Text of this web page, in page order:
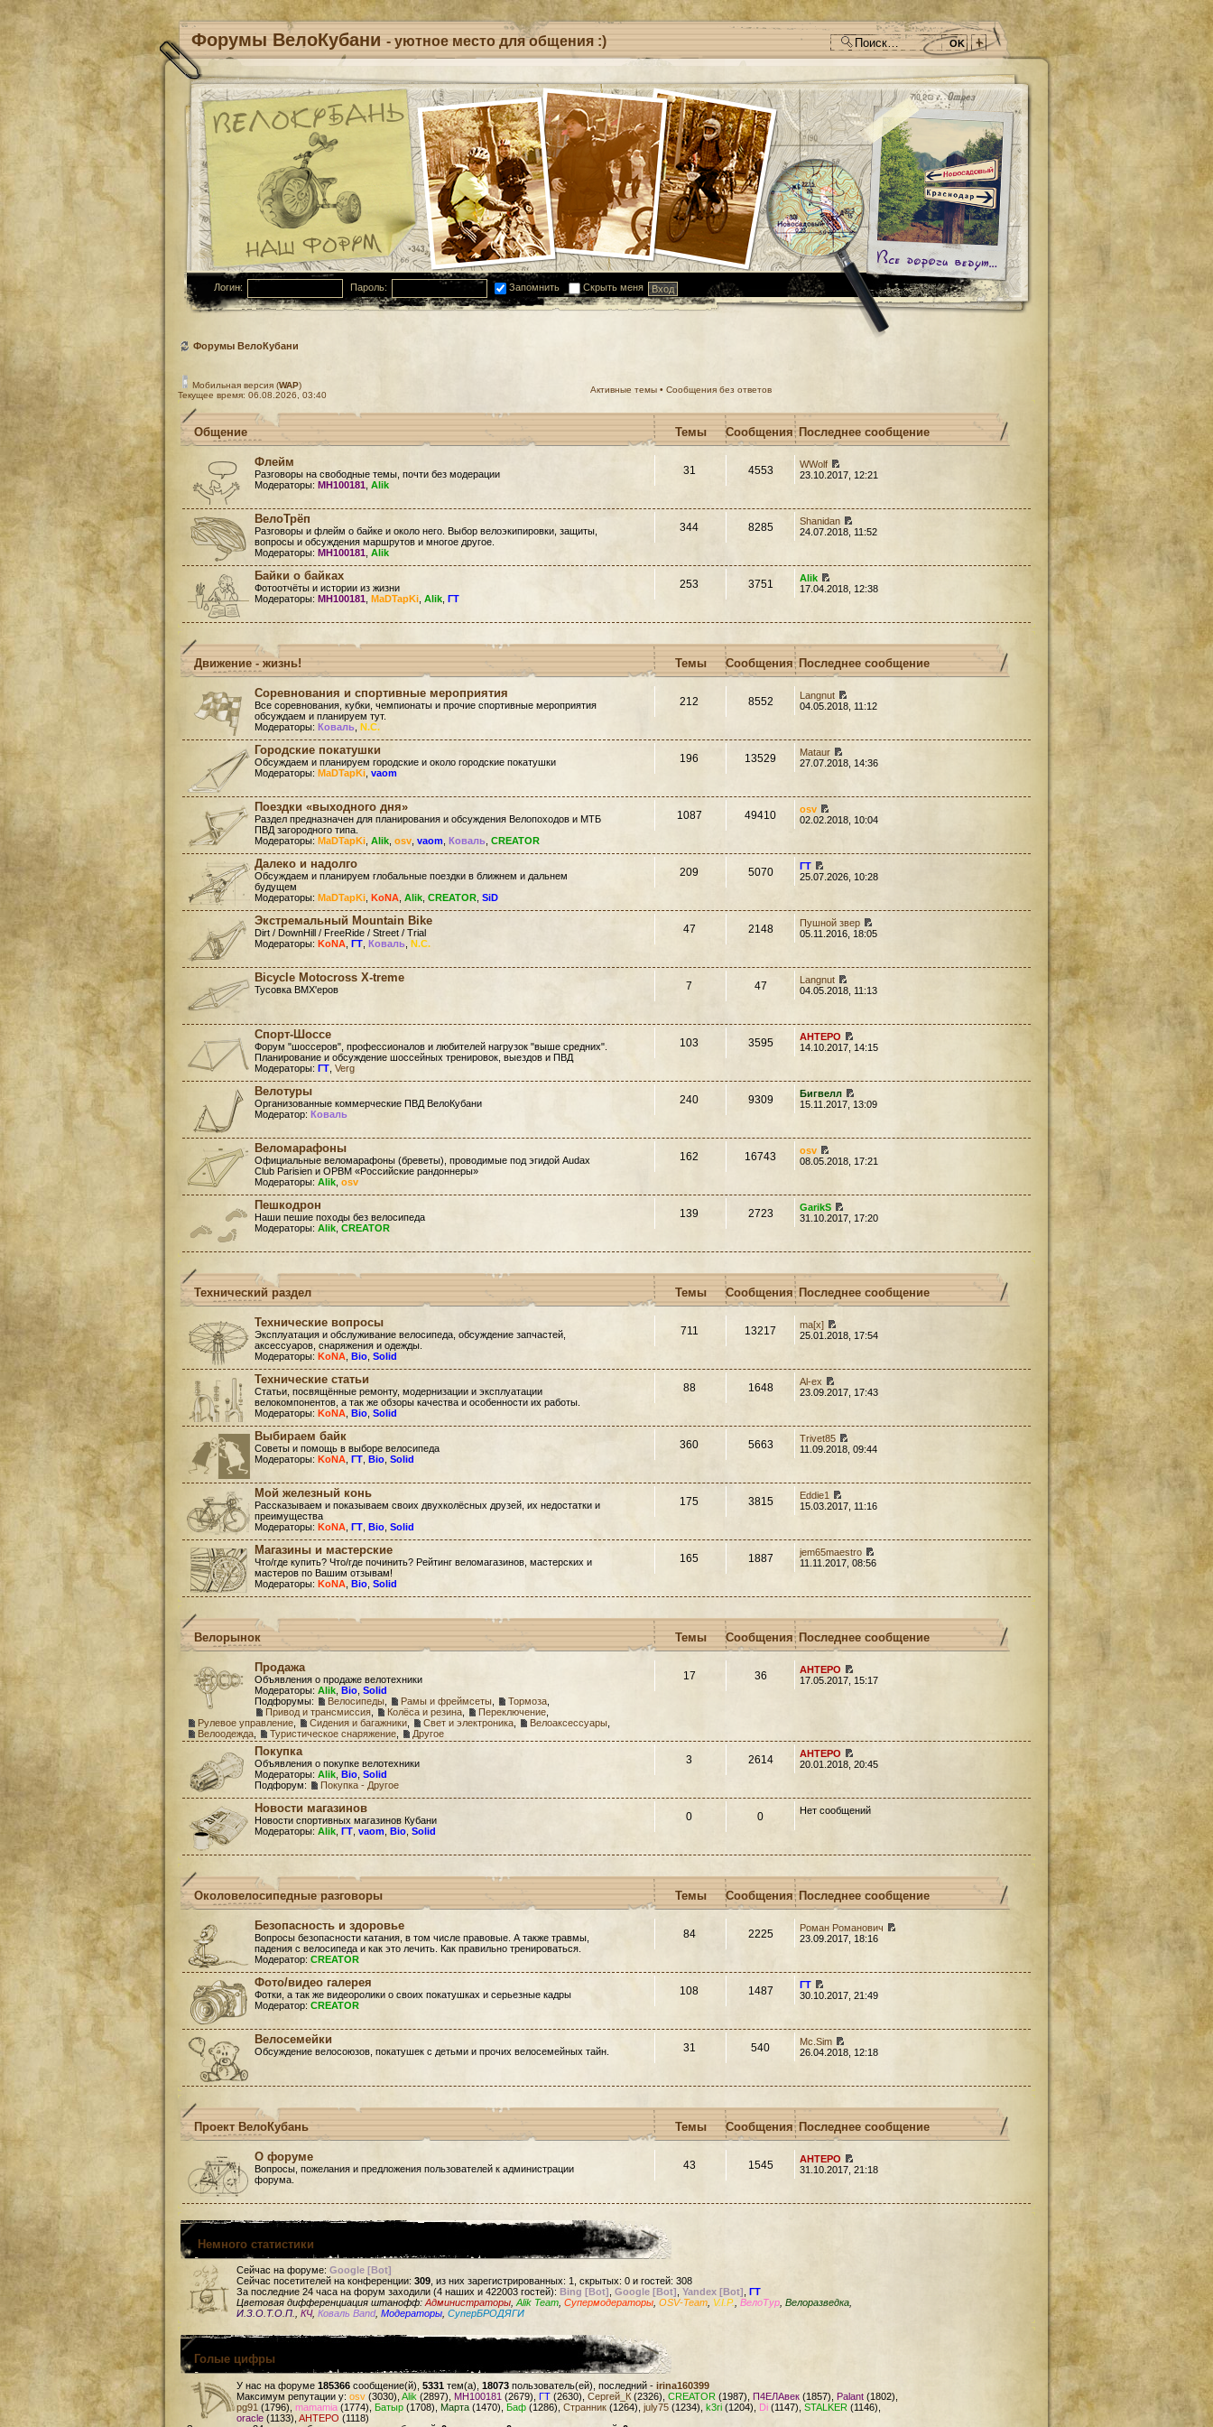
Форумы ВелоКубани - уютное место для общения :)
Логин: Пароль: Запомнить Скрыть меня
Форумы ВелоКубани
Мобильная версия (WAP)
Текущее время: 06.08.2026, 03:40
Активные темы • Сообщения без ответов
Общение Темы Сообщения Последнее сообщение
Флейм
Разговоры на свободные темы, почти без модерации
Модераторы: MH100181 Alik
31 4553
WWolf
23.10.2017, 12:21
ВелоТрёп
Разговоры и флейм о байке и около него. Выбор велоэкипировки, защиты,
вопросы и обсуждения маршрутов и многое другое.
Модераторы: MH100181 Alik
344 8285
Shanidan
24.07.2018, 11:52
Байки о байках
Фотоотчёты и истории из жизни
Модераторы: MH100181 MaDTapKi Alik ГТ
253 3751
Alik
17.04.2018, 12:38
Движение - жизнь! Темы Сообщения Последнее сообщение
Соревнования и спортивные мероприятия
Все соревнования, кубки, чемпионаты и прочие спортивные мероприятия
обсуждаем и планируем тут.
Модераторы: Коваль N.C.
212 8552
Langnut
04.05.2018, 11:12
Городские покатушки
Обсуждаем и планируем городские и около городские покатушки
Модераторы: MaDTapKi vaom
196 13529
Mataur
27.07.2018, 14:36
Поездки «выходного дня»
Раздел предназначен для планирования и обсуждения Велопоходов и МТБ
ПВД загородного типа.
Модераторы: MaDTapKi Alik osv vaom Коваль CREATOR
1087 49410
osv
02.02.2018, 10:04
Далеко и надолго
Обсуждаем и планируем глобальные поездки в ближнем и дальнем
будущем
Модераторы: MaDTapKi KoNA Alik CREATOR SiD
209 5070
ГТ
25.07.2026, 10:28
Экстремальный Mountain Bike
Dirt / DownHill / FreeRide / Street / Trial
Модераторы: KoNA ГТ Коваль N.C.
47 2148
Пушной звер
05.11.2016, 18:05
Bicycle Motocross X-treme
Тусовка BMX'еров 7 47
Langnut
04.05.2018, 11:13
Спорт-Шоссе
Форум "шоссеров", профессионалов и любителей нагрузок "выше средних".
Планирование и обсуждение шоссейных тренировок, выездов и ПВД
Модераторы: ГТ Verg
103 3595
AHTEPO
14.10.2017, 14:15
Велотуры
Организованные коммерческие ПВД ВелоКубани
Модератор: Коваль
240 9309
Бигвелл
15.11.2017, 13:09
Веломарафоны
Официальные веломарафоны (бреветы), проводимые под эгидой Audax
Club Parisien и ОРВМ «Российские рандоннеры»
Модераторы: Alik osv
162 16743
osv
08.05.2018, 17:21
Пешкодрон
Наши пешие походы без велосипеда
Модераторы: Alik CREATOR
139 2723
GarikS
31.10.2017, 17:20
Технический раздел Темы Сообщения Последнее сообщение
Технические вопросы
Эксплуатация и обслуживание велосипеда, обсуждение запчастей,
аксессуаров, снаряжения и одежды.
Модераторы: KoNA Bio Solid
711 13217
ma[x]
25.01.2018, 17:54
Технические статьи
Статьи, посвящённые ремонту, модернизации и эксплуатации
велокомпонентов, а так же обзоры качества и особенности их работы.
Модераторы: KoNA Bio Solid
88 1648
Al-ex
23.09.2017, 17:43
Выбираем байк
Советы и помощь в выборе велосипеда
Модераторы: KoNA ГТ Bio Solid
360 5663
Trivet85
11.09.2018, 09:44
Мой железный конь
Рассказываем и показываем своих двухколёсных друзей, их недостатки и
преимущества
Модераторы: KoNA ГТ Bio Solid
175 3815
Eddie1
15.03.2017, 11:16
Магазины и мастерские
Что/где купить? Что/где починить? Рейтинг веломагазинов, мастерских и
мастеров по Вашим отзывам!
Модераторы: KoNA Bio Solid
165 1887
jem65maestro
11.11.2017, 08:56
Велорынок Темы Сообщения Последнее сообщение
Продажа
Объявления о продаже велотехники
Модераторы: Alik Bio Solid
Подфорумы:
Велосипеды Рамы и фреймсеты Тормоза
Привод и трансмиссия
Колёса и резина Переключение
Рулевое управление
Сидения и багажники Свет и электроника Велоаксессуары
Велоодежда
Туристическое снаряжение Другое
17 36
AHTEPO
17.05.2017, 15:17
Покупка
Объявления о покупке велотехники
Модераторы: Alik Bio Solid
Подфорум:
Покупка - Другое
3 2614
AHTEPO
20.01.2018, 20:45
Новости магазинов
Новости спортивных магазинов Кубани
Модераторы: Alik ГТ vaom Bio Solid
0 0 Нет сообщений
Околовелосипедные разговоры Темы Сообщения Последнее сообщение
Безопасность и здоровье
Вопросы безопасности катания, в том числе правовые. А также травмы,
падения с велосипеда и как это лечить. Как правильно тренироваться.
Модератор: CREATOR
84 2225
Роман Романович
23.09.2017, 18:16
Фото/видео галерея
Фотки, а так же видеоролики о своих покатушках и серьезные кадры
Модератор: CREATOR
108 1487
ГТ
30.10.2017, 21:49
Велосемейки
Обсуждение велосоюзов, покатушек с детьми и прочих велосемейных тайн. 31 540
Mc.Sim
26.04.2018, 12:18
Проект ВелоКубань Темы Сообщения Последнее сообщение
О форуме
Вопросы, пожелания и предложения пользователей к администрации
форума.
43 1545
AHTEPO
31.10.2017, 21:18
Немного статистики
Сейчас на форуме: Google [Bot]
Сейчас посетителей на конференции: 309 , из них зарегистрированных: 1, скрытых: 0 и гостей: 308
За последние 24 часа на форум заходили (4 наших и 422003 гостей): Bing [Bot] Google [Bot] Yandex [Bot] ГТ
Цветовая дифференциация штанофф: Администраторы Alik Team Супермодераторы OSV-Team V.I.P. ВелоТур Велоразведка
И.З.О.Т.О.П.
КЧ, Коваль Band, Модераторы СуперБРОДЯГИ
Голые цифры
У нас на форуме 185366 сообщение(й), 5331 тем(а), 18073 пользователь(ей), последний - irina160399
Максимум репутации у: osv (3030), Alik (2897), MH100181 (2679), ГТ (2630), Сергей_К (2326), CREATOR (1987), П4ЕЛАвек (1857), Palant (1802),
pg91 (1796), mamamia (1774), Батыр (1708), Марта (1470), Баф (1286), Странник (1264), july75 (1234), k3ri (1204), Di (1147), STALKER (1146),
oracle (1133), AHTEPO (1118)